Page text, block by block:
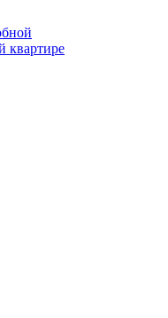
квартире